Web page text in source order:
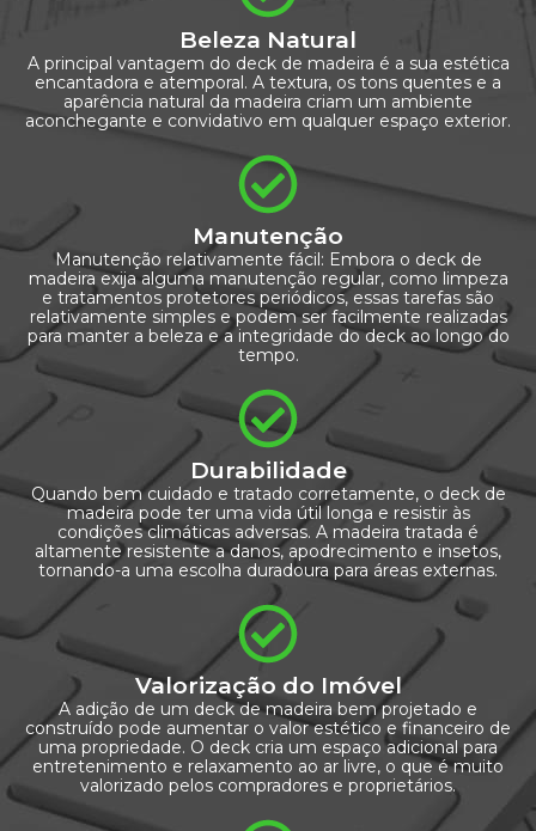
Beleza Natural
A principal vantagem do deck de madeira é a sua estética
encantadora e atemporal. A textura, os tons quentes e a
aparência natural da madeira criam um ambiente
aconchegante e convidativo em qualquer espaço exterior.
Manutenção
Manutenção relativamente fácil: Embora o deck de
madeira exija alguma manutenção regular, como limpeza
e tratamentos protetores periódicos, essas tarefas são
relativamente simples e podem ser facilmente realizadas
para manter a beleza e a integridade do deck ao longo do
tempo.
Durabilidade
Quando bem cuidado e tratado corretamente, o deck de
madeira pode ter uma vida útil longa e resistir às
condições climáticas adversas. A madeira tratada é
altamente resistente a danos, apodrecimento e insetos,
tornando-a uma escolha duradoura para áreas externas.
Valorização do Imóvel
A adição de um deck de madeira bem projetado e
construído pode aumentar o valor estético e financeiro de
uma propriedade. O deck cria um espaço adicional para
entretenimento e relaxamento ao ar livre, o que é muito
valorizado pelos compradores e proprietários.